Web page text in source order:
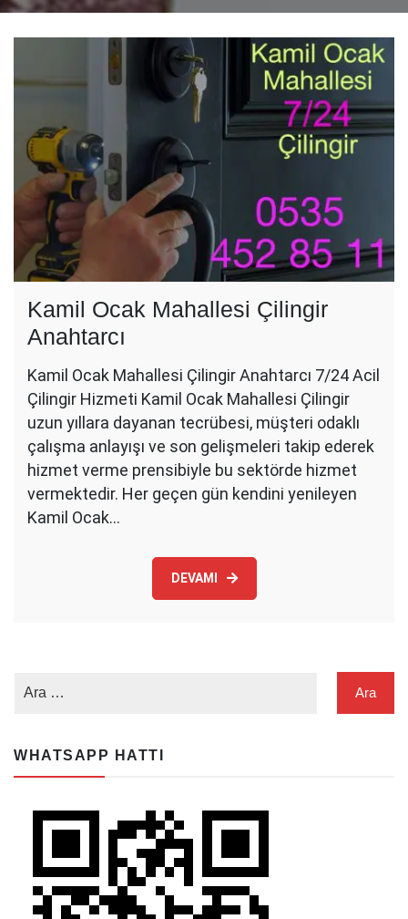
Kamil Ocak Mahallesi Çilingir
Anahtarcı
Kamil Ocak Mahallesi Çilingir Anahtarcı 7/24 Acil
Çilingir Hizmeti Kamil Ocak Mahallesi Çilingir
uzun yıllara dayanan tecrübesi, müşteri odaklı
çalışma anlayışı ve son gelişmeleri takip ederek
hizmet verme prensibiyle bu sektörde hizmet
vermektedir. Her geçen gün kendini yenileyen
Kamil Ocak…
DEVAMI
WHATSAPP HATTI